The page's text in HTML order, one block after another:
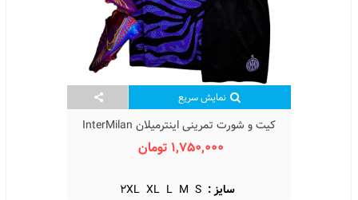
نمایش سریع
کیت و شورت تمرینی اینترمیلان InterMilan
Concept Kit 2022/23 With Short
1,750,000 تومان
سایز : S
M
L
XL
2XL